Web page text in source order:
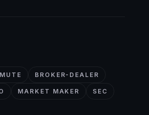
BROKER-DEALER
MARKET MAKER SEC